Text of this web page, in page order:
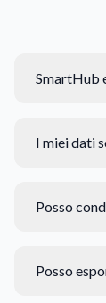
SmartHub
I miei dati
Posso
Posso